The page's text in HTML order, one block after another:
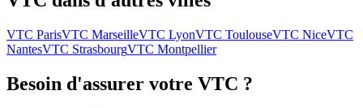
VTC ParisVTC MarseilleVTC LyonVTC ToulouseVTC NiceVTC
NantesVTC StrasbourgVTC Montpellier
Besoin d'assurer votre VTC ?